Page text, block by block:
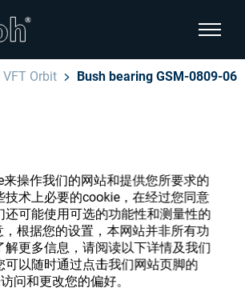
操作我们的网站和提供您所要求的
技术上必要的cookie，在经过您同意
还可能使用可选的功能性和测量性的
根据您的设置，本网站并非所有功
解更多信息，请阅读以下详情及我们
可以随时通过点击我们网站页脚的
问和更改您的偏好。
显示页
航
Orbit Bush bearing GSM-0809-06
耗材商店
问您的帐户，并了解我们的各